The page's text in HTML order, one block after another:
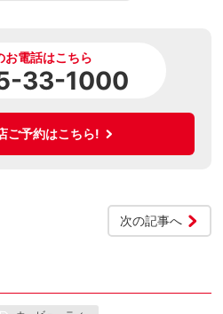
お電話はこちら
33-1000
ご予約はこちら!
次の記事へ